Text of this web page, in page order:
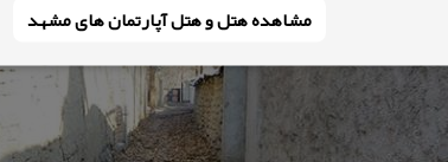
مشاهده هتل و هتل‌ آپارتمان های مشهد